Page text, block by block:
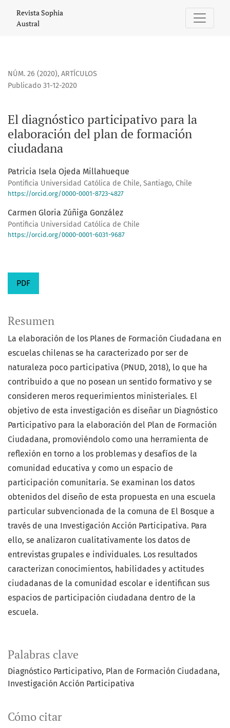
El diagnóstico participativo para la elaboración del plan
Revista Sophia
Austral
NÚM. 26 (2020), ARTÍCULOS
El diagnóstico participativo para la
elaboración del plan de formación
ciudadana
Publicado 31-12-2020
Patricia Isela Ojeda Millahueque
Pontificia Universidad Católica de Chile, Santiago, Chile
https://orcid.org/0000-0001-8723-4827
Carmen Gloria Zúñiga González
Pontificia Universidad Católica de Chile
https://orcid.org/0000-0001-6031-9687
PDF
Palabras clave
Diagnóstico Participativo Plan de Formación Ciudadana
Investigación Acción Participativa
Cómo citar
Resumen
La elaboración de los Planes de Formación Ciudadana en
escuelas chilenas se ha caracterizado por ser de
naturaleza poco participativa (PNUD, 2018), lo que ha
contribuido a que no posean un sentido formativo y se
consideren meros requerimientos ministeriales. El
objetivo de esta investigación es diseñar un Diagnóstico
Participativo para la elaboración del Plan de Formación
Ciudadana, promoviéndolo como una herramienta de
reflexión en torno a los problemas y desafíos de la
comunidad educativa y como un espacio de
participación comunitaria. Se examinan los datos
obtenidos del diseño de esta propuesta en una escuela
particular subvencionada de la comuna de El Bosque a
través de una Investigación Acción Participativa. Para
ello, se analizaron cualitativamente los datos de
entrevistas grupales e individuales. Los resultados
caracterizan conocimientos, habilidades y actitudes
ciudadanas de la comunidad escolar e identifican sus
espacios de participación ciudadana dentro de la
escuela.